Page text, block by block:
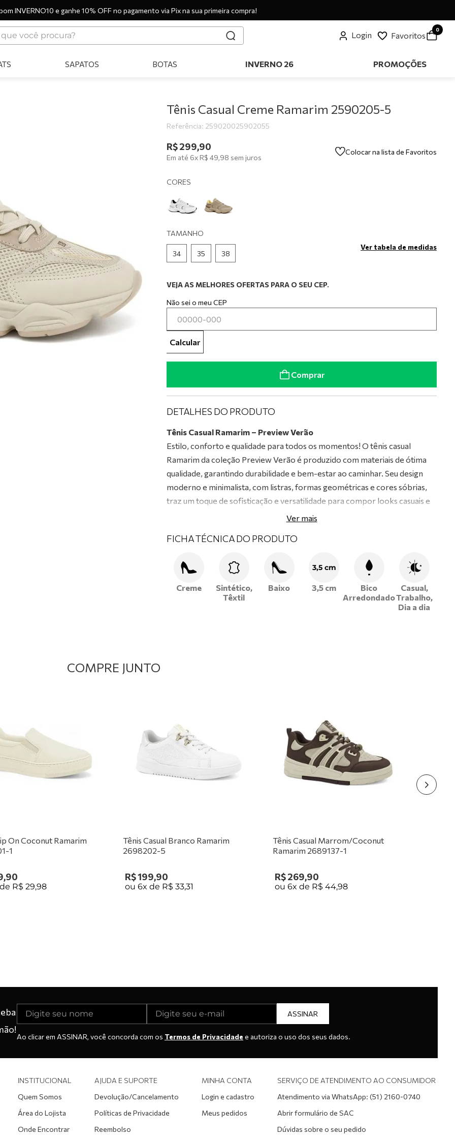
INVERNO10 e ganhe 10% OFF no pagamento via Pix na sua primeira compra!
você procura? Login Favoritos
0
SAPATOS BOTAS INVERNO 26 PROMOÇÕES
Tênis Casual Creme Ramarim 2590205-5
Referência: 259020025902055
R$299,90
Em até 6xR$ 49,98 sem juros
Colocar na lista de Favoritos
CORES
TAMANHO
34 35 38
Ver tabela de medidas
VEJA AS MELHORES OFERTAS PARA O SEU CEP.
Não sei o meu CEP
Calcular
Comprar
DETALHES DO PRODUTO
Tênis Casual Ramarim – Preview Verão
Estilo, conforto e qualidade para todos os momentos! O tênis casual
Ramarim da coleção Preview Verão é produzido com materiais de ótima
qualidade, garantindo durabilidade e bem-estar ao caminhar. Seu design
moderno e minimalista, com listras, formas geométricas e cores sóbrias,
traz um toque de sofisticação e versatilidade para compor looks casuais e
Ver mais
FICHA TÉCNICA DO PRODUTO
Creme
Sintético,
Têxtil
Baixo
3,5 cm
3,5 cm
Bico
Arredondado
Casual,
Trabalho,
Dia a dia
COMPRE JUNTO
On Coconut Ramarim
1
,90
R$ 29,98
Tênis Casual Branco Ramarim
2698202-5
R$199,90
ou6x de R$ 33,31
Tênis Casual Marrom/Coconut
Ramarim 2689137-1
R$269,90
ou6x de R$ 44,98
ASSINAR
Ao clicar em ASSINAR, você concorda com os Termos de Privacidade e autoriza o uso dos seus dados.
INSTITUCIONAL
Quem Somos
Área do Lojista
Onde Encontrar
AJUDA E SUPORTE
Devolução/Cancelamento
Políticas de Privacidade
Reembolso
MINHA CONTA
Login e cadastro
Meus pedidos
SERVIÇO DE ATENDIMENTO AO CONSUMIDOR
Atendimento via WhatsApp: (51) 2160-0740
Abrir formulário de SAC
Dúvidas sobre o seu pedido
mocassim
º tênis preto